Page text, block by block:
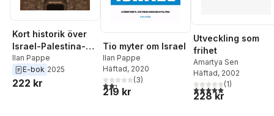
Kort historik över
Israel-Palestina-
konflikten
Ilan Pappe
E-bok 2025
222 kr
Tio myter om Israel
Ilan Pappe
Häftad, 2020
2,3utav 5 stjärnor. Totalt antal röster:
(3)
219 kr
Utveckling som
frihet
Amartya Sen
Häftad, 2002
5,0utav 5 stjärnor.
(1)
228 kr